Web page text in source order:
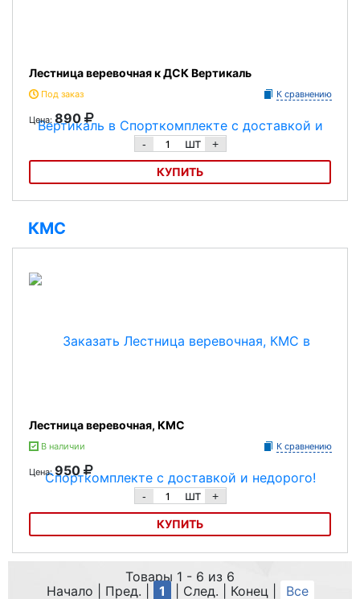
Лестница веревочная к ДСК Вертикаль
Под заказ К сравнению
Цена: 890
- шт +
КУПИТЬ
КМС
Лестница веревочная, КМС
В наличии К сравнению
Цена:950
- шт +
КУПИТЬ
Товары 1 - 6 из 6
Начало | Пред. |
1 | След. | Конец Все